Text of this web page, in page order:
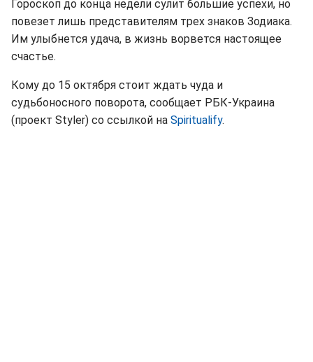
Гороскоп до конца недели сулит большие успехи, но
повезет лишь представителям трех знаков Зодиака.
Им улыбнется удача, в жизнь ворвется настоящее
счастье.
Кому до 15 октября стоит ждать чуда и
судьбоносного поворота, сообщает РБК-Украина
(проект Styler) со ссылкой на Spiritualify.